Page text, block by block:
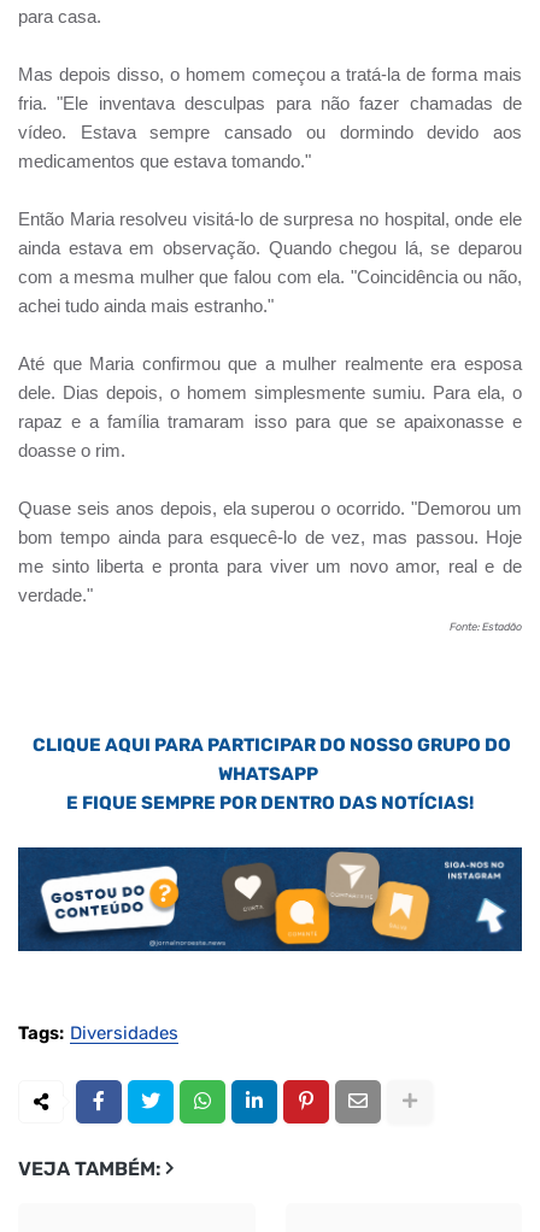
para casa.
Mas depois disso, o homem começou a tratá-la de forma mais
fria. "Ele inventava desculpas para não fazer chamadas de
vídeo. Estava sempre cansado ou dormindo devido aos
medicamentos que estava tomando."
Então Maria resolveu visitá-lo de surpresa no hospital, onde ele
ainda estava em observação. Quando chegou lá, se deparou
com a mesma mulher que falou com ela. "Coincidência ou não,
achei tudo ainda mais estranho."
Até que Maria confirmou que a mulher realmente era esposa
dele. Dias depois, o homem simplesmente sumiu. Para ela, o
rapaz e a família tramaram isso para que se apaixonasse e
doasse o rim.
Quase seis anos depois, ela superou o ocorrido. "Demorou um
bom tempo ainda para esquecê-lo de vez, mas passou. Hoje
me sinto liberta e pronta para viver um novo amor, real e de
verdade."
Fonte: Estadão
CLIQUE AQUI PARA PARTICIPAR DO NOSSO GRUPO DO
WHATSAPP
E FIQUE SEMPRE POR DENTRO DAS NOTÍCIAS!
Tags: Diversidades
VEJA TAMBÉM: